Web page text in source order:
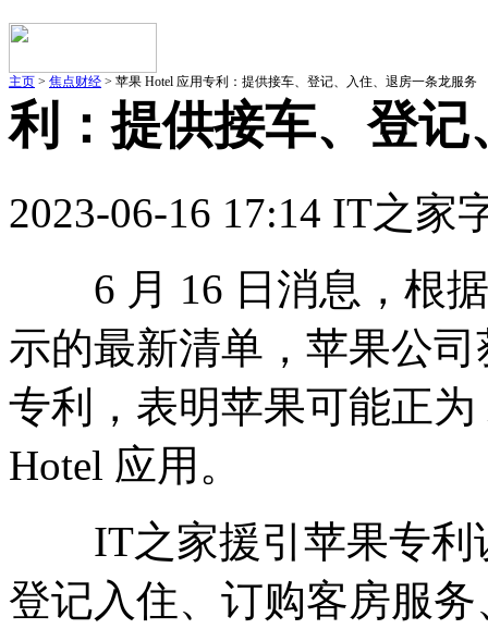
主页 > 焦点财经 > 苹果 Hotel 应用专利：提供接车、登记、入住、退房一条龙服务
利：提供接车、登
2023-06-16 17:14 IT之家
6 月 16 日消息，根据
示的最新清单，苹果公
专利，表明苹果可能正为
Hotel 应用。
IT之家援引苹果专利
登记入住、订购客房服